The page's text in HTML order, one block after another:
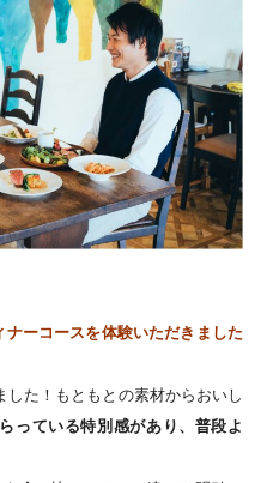
ーコースを体験いただきました
た！もともとの素材からおいし
っている特別感があり、普段よ